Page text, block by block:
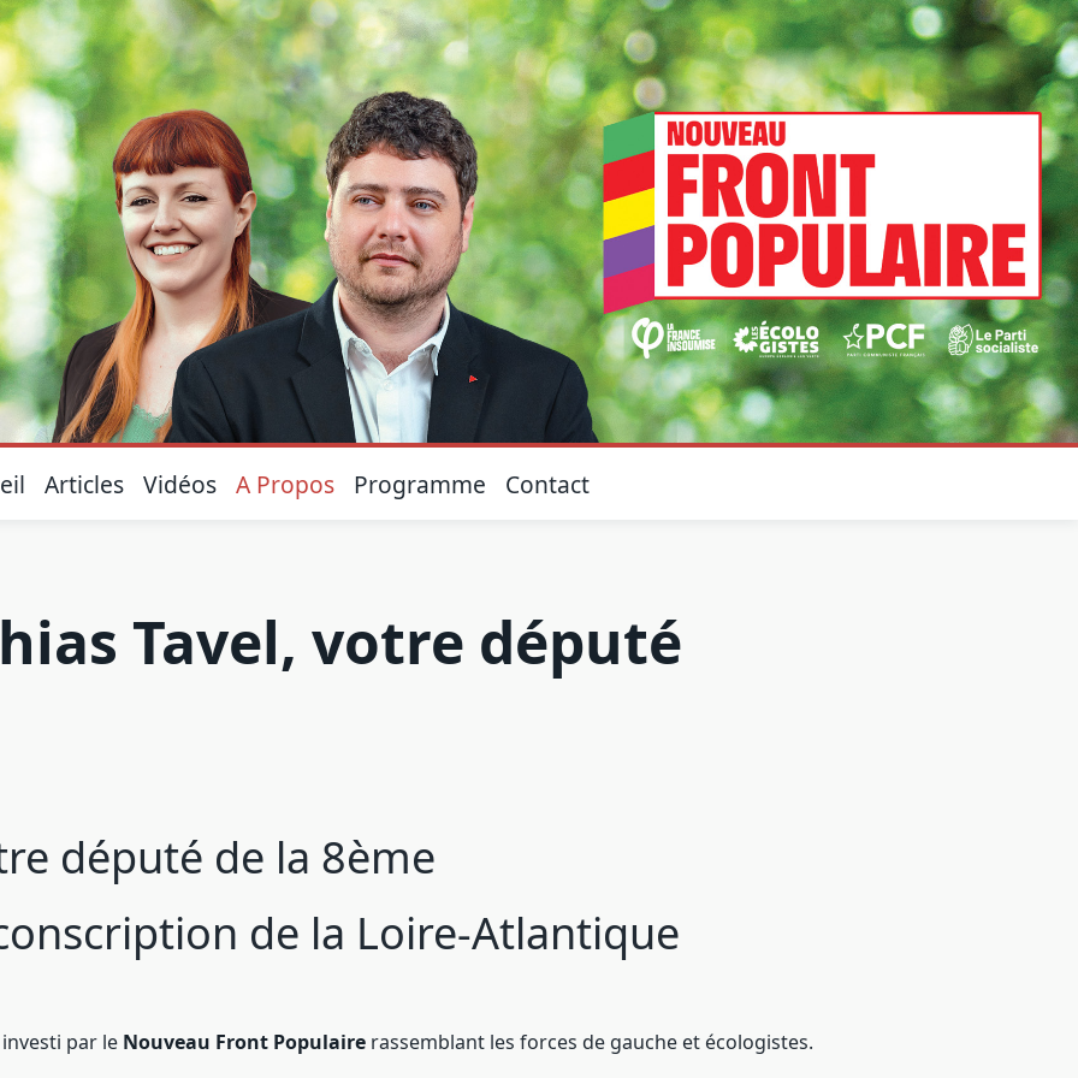
Articles Vidéos A Propos Programme Contact
Tavel, votre député
député de la 8ème
de la Loire-Atlantique
investi par le Nouveau Front Populaire rassemblant les forces de gauche et écologistes.